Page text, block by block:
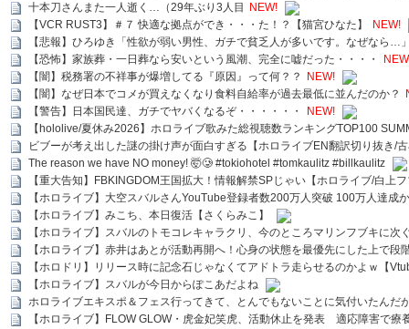
十本刀さんまた一人逝く…（29年ぶり3人目
NEW!
【VCR RUST3】＃７ 快適な拠点ができ・・・た！？【猫宮ひなた】
NEW!
【悲報】ひろゆき「性欲が弱い男性、ガチで貧乏人が多いです。なぜなら…
【恐怖】家族葬・一日葬なら安いという風潮、完全に嘘だった・・・・
【闇】税務署の不祥事が爆増してる『原因』って何？？
NEW!
【闇】なぜ日本でコメが買えなくなり食料自給率が過去最低に並んだのか？
【警告】日本国民達、ガチでヤバくなるぞ・・・・・・
NEW!
【hololive/夏休み2026】ホロライブ歌みた総視聴数ランキングTOP100
ビブーが考え出した謎の掛け声が面白すぎる【ホロライブEN翻訳切り抜き/
The reason we have NO money! 🤯🥲 #tokiohotel #tomkaulitz #billkaulitz
【重大告知】FBKINGDOM王国拡大！情報解禁SPじゃい【ホロライブ/白上
【ホロライブ】大空スバルさんYouTube登録者数200万人突破 100万人達成
【ホロライブ】みこち、本日復活【さくらみこ】
【ホロライブ】スバルのトモコレキャラクリ、今のところマリンフブキに
【ホロライブ】赤井はあとが活動再開へ！心身の状態を最優先にした上で段
【ホロドリ】リリース時に記念石じゃなくてアドトラ走らせるのかよｗ【
【ホロライブ】スバルが今日からぽこあだよね
ホロライブエキスポ＆フェス行ってきて、とんでもないことに気付いたんだ
【ホロライブ】FLOW GLOW・虎金妃笑虎、活動休止を発表 適応障害で療